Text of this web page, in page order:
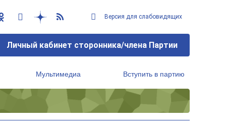
Версия для слабовидящих
Личный кабинет сторонника/члена Партии
Мультимедиа Вступить в партию